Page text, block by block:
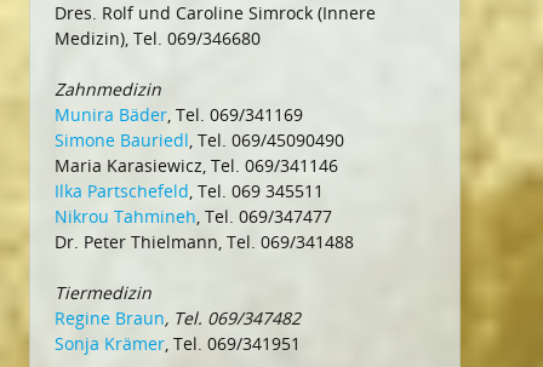
Dres. Rolf und Caroline Simrock (Innere
Medizin), Tel. 069/346680
Zahnmedizin
Munira Bäder, Tel. 069/341169
Simone Bauriedl, Tel. 069/45090490
Maria Karasiewicz, Tel. 069/341146
Ilka Partschefeld, Tel. 069 345511
Nikrou Tahmineh, Tel. 069/347477
Dr. Peter Thielmann, Tel. 069/341488
Tiermedizin
Regine Braun, Tel. 069/347482
Sonja Krämer, Tel. 069/341951